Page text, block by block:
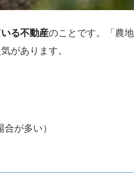
る不動産のことです。「農
があります。
が多い）